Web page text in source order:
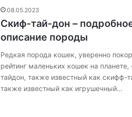
08.05.2023
Скиф-тай-дон –
описание породы
Редкая порода кошек, уверенно
рейтинг маленьких кошек на
тайдон, также известный как скифф-
также известный как игрушечный…